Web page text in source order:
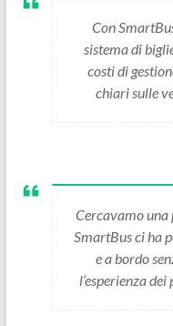
Con
sistema di
costi di
chiari sulle
Cercavamo
SmartBus ci ha
e a bordo
l’esperienza